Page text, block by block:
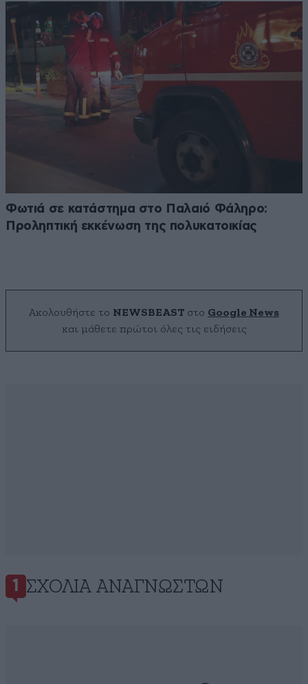
Φωτιά σε κατάστημα στο Παλαιό Φάληρο:
Προληπτική εκκένωση της πολυκατοικίας
Ακολουθήστε το NEWSBEAST στο Google News
και μάθετε πρώτοι όλες τις ειδήσεις
1 ΣΧΌΛΙΑ ΑΝΑΓΝΩΣΤΏΝ